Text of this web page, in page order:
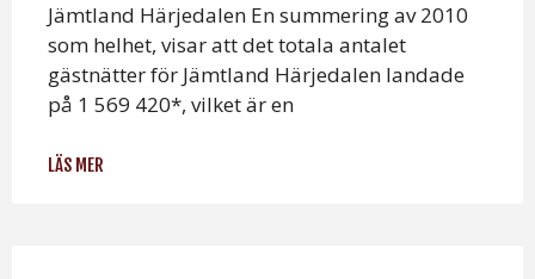
Jämtland Härjedalen En summering av 2010
som helhet, visar att det totala antalet
gästnätter för Jämtland Härjedalen landade
på 1 569 420*, vilket är en
LÄS MER